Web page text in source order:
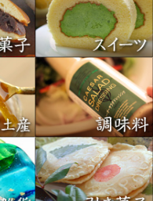
カートへ進む